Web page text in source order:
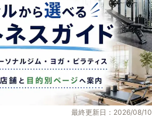
最終更新日：2026/08/10